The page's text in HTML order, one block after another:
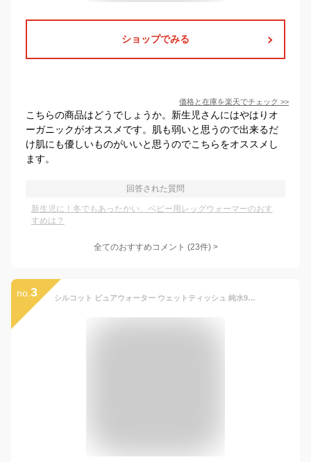
ショップでみる
価格と在庫を楽天でチェック >>
こちらの商品はどうでしょうか。新生児さんにはやはりオ
ーガニックがオススメです。肌も弱いと思うので出来るだ
け肌にも優しいものがいいと思うのでこちらをオススメし
ます。
回答された質問
新生児に！冬でもあったかい、ベビー用レッグウォーマーのおす
すめは？
全てのおすすめコメント (23件) >
no. 3 シルコット ピュアウォーター ウェットティッシュ 純水99% ノンアルコールタイプ 詰替 464枚(58枚×8個)ユニチャーム 【Amazon.co.jp限定】